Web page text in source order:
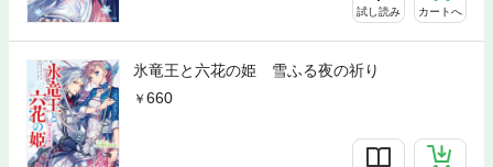
試し読み カートへ
氷竜王と六花の姫 雪ふる夜の祈り
660